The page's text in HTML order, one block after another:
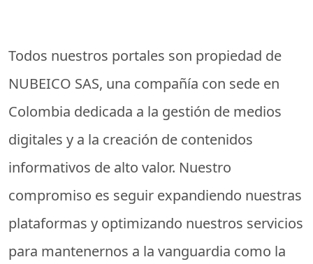
Todos nuestros portales son propiedad de
NUBEICO SAS, una compañía con sede en
Colombia dedicada a la gestión de medios
digitales y a la creación de contenidos
informativos de alto valor. Nuestro
compromiso es seguir expandiendo nuestras
plataformas y optimizando nuestros servicios
para mantenernos a la vanguardia como la